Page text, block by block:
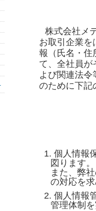
株式会社メ
お取引企業を
報（氏名・住
て、全社員が
よび関連法
のために下記
個人情報
図ります。
また、弊
の対応を
個人情報
管理体制